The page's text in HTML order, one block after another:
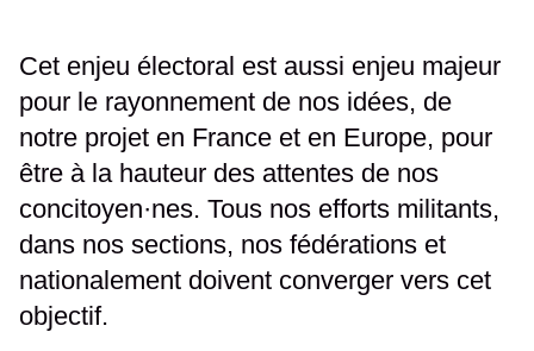
Cet enjeu électoral est aussi enjeu majeur
pour le rayonnement de nos idées, de
notre projet en France et en Europe, pour
être à la hauteur des attentes de nos
concitoyen·nes. Tous nos efforts militants,
dans nos sections, nos fédérations et
nationalement doivent converger vers cet
objectif.